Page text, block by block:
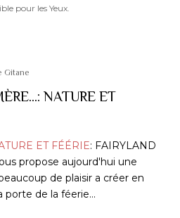
pour les Yeux.
Gitane
NATURE ET
ET FÉÉRIE: FAIRYLAND
propose aujourd'hui une
de plaisir a créer en
de la féerie...